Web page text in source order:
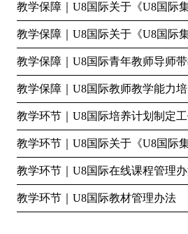
教学保障｜U8国际关于《U8国际
教学保障｜U8国际关于《U8国际
教学保障｜U8国际青年教师导师
教学保障｜U8国际教师教学能力
教学环节｜U8国际培养计划制定
教学环节｜U8国际关于《U8国际
教学环节｜U8国际在线课程管理
教学环节｜U8国际教材管理办法